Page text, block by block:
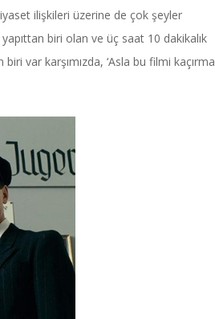
ilişkileri üzerine de çok şeyler
yapıttan biri olan ve üç saat 10 dakikalık
var karşımızda, ‘Asla bu filmi